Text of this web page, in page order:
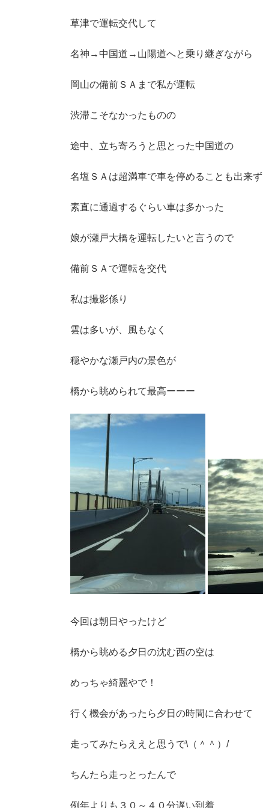
草津で運転交代して
名神→中国道→山陽道へと乗り継ぎながら
岡山の備前ＳＡまで私が運転
渋滞こそなかったものの
途中、立ち寄ろうと思とった中国道の
名塩ＳＡは超満車で車を停めることも出来ず
素直に通過するぐらい車は多かった
娘が瀬戸大橋を運転したいと言うので
備前ＳＡで運転を交代
私は撮影係り
雲は多いが、風もなく
穏やかな瀬戸内の景色が
橋から眺められて最高ーーー
今回は朝日やったけど
橋から眺める夕日の沈む西の空は
めっちゃ綺麗やで！
行く機会があったら夕日の時間に合わせて
走ってみたらええと思うで\（＾＾）/
ちんたら走っとったんで
例年よりも３０～４０分遅い到着